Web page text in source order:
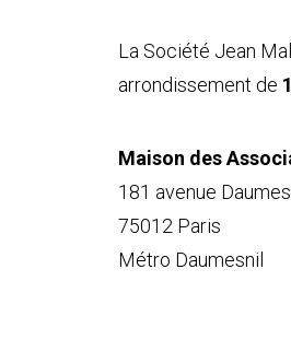
La Société Jean
arrondissement de
Maison des
181 avenue
75012 Paris
Métro Daumesnil